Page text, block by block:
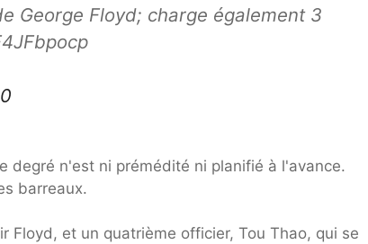
George Floyd; charge également 3
degré n'est ni prémédité ni planifié à l'avance.
barreaux.
Floyd, et un quatrième officier, Tou Thao, qui se